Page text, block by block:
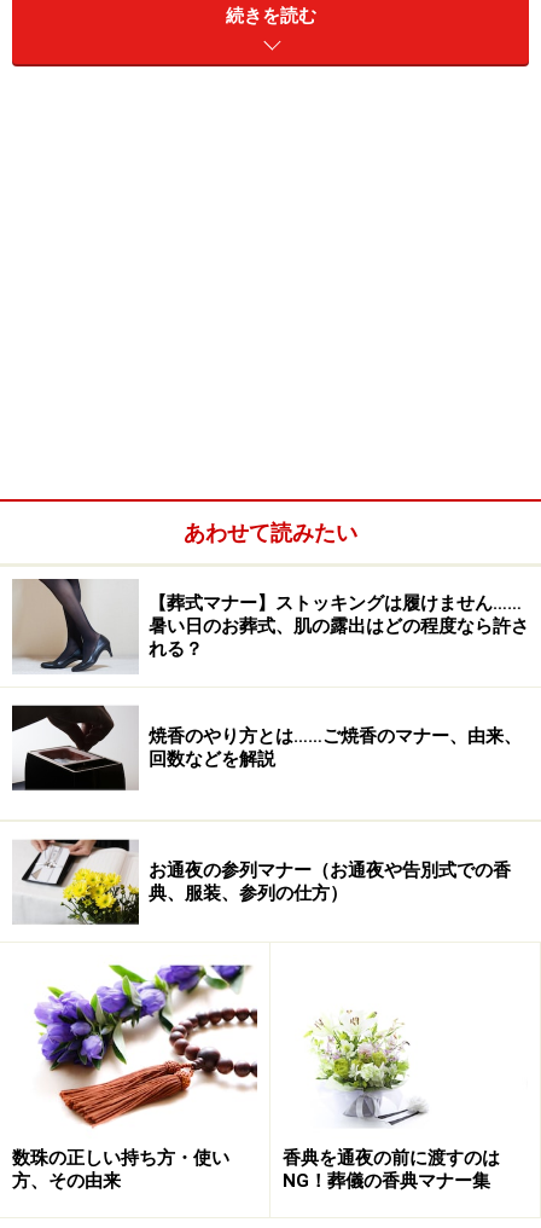
仏式葬儀・告別式の式次第例
※おつきあいの度合いや立場によって参列するかしない
かは変わります。いろいろなケースがあり、それぞれの
事情などで判断すべきこともあります。今回はごく一般
的な仏式の事例に関してお話ししていますのでご参考ま
でに。
※記事内容は執筆時点のものです。最新の内容をご確認くださ
い。
次のページへ
続きを読む
あわせて読みたい
【葬式マナー】ストッキングは履けません……
暑い日のお葬式、肌の露出はどの程度なら許さ
れる？
焼香のやり方とは……ご焼香のマナー、由来、
回数などを解説
お通夜の参列マナー（お通夜や告別式での香
典、服装、参列の仕方）
数珠の正しい持ち方・使い
方、その由来
香典を通夜の前に渡すのは
NG！葬儀の香典マナー集